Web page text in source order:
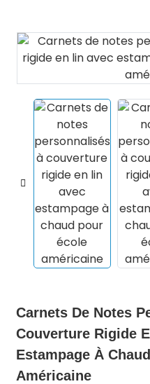
Carnets De Notes
Couverture Rigide
Estampage À
Américaine